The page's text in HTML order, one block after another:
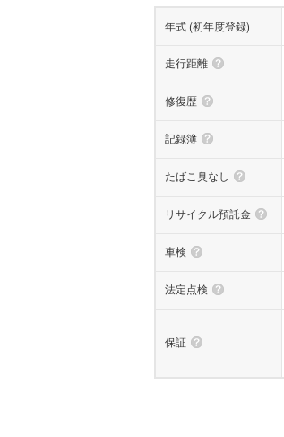
年式 (初年度登録)
走行距離
修復歴
記録簿
たばこ臭なし
リサイクル預託金
車検
法定点検
保証